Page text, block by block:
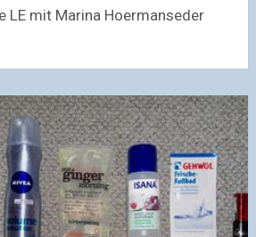
LE mit Marina Hoermanseder